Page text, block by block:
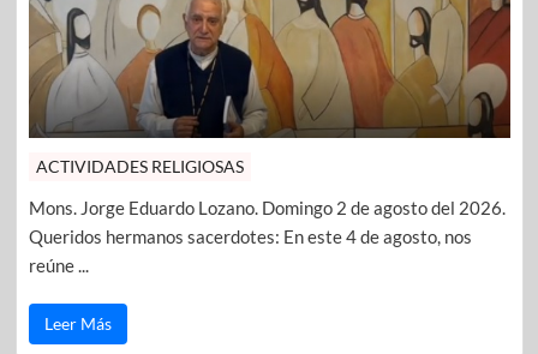
ACTIVIDADES RELIGIOSAS
Mons. Jorge Eduardo Lozano. Domingo 2 de agosto del 2026.
Queridos hermanos sacerdotes: En este 4 de agosto, nos
reúne ...
Leer Más